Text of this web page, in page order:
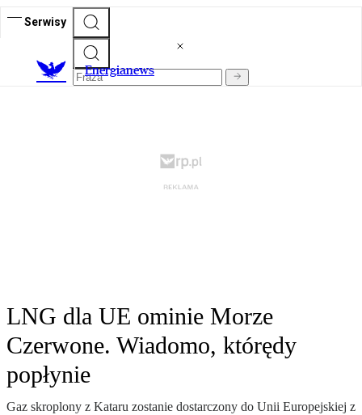
Serwisy
Energianews
LNG dla UE ominie Morze
Czerwone. Wiadomo, którędy
popłynie
Gaz skroplony z Kataru zostanie dostarczony do Unii Europejskiej z